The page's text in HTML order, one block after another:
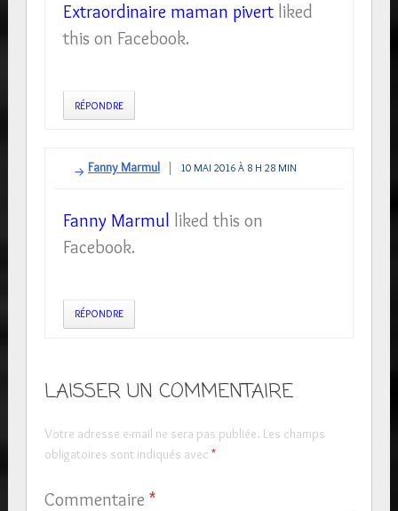
Extraordinaire maman pivertliked
this on Facebook.
RÉPONDRE
Fanny Marmul 10 MAI 2016 À 8 H 28 MIN
Fanny Marmul liked this on
Facebook.
RÉPONDRE
LAISSER UN COMMENTAIRE
Votre adresse e-mail ne sera pas publiée. Les champs
obligatoires sont indiqués avec *
Commentaire *